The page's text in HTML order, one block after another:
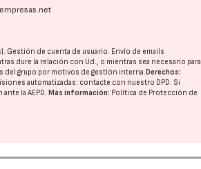
Gestión de cuenta de usuario. Envío de emails
dure la relación con Ud., o mientras sea necesario para
del grupo por motivos de gestión interna.Derechos:
automatizadas: contacte con nuestro DPD. Si
ante laAEPD.Más información: Política de Protección de